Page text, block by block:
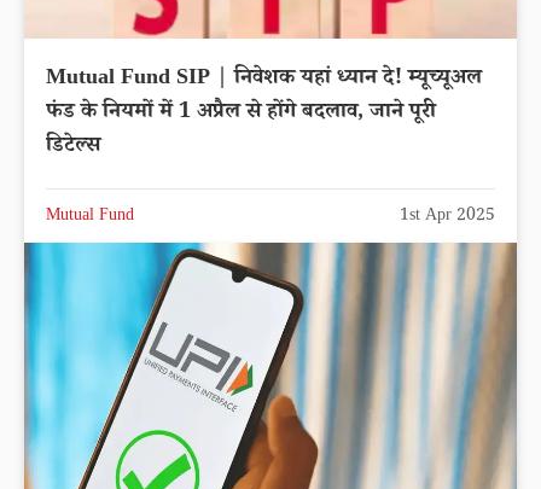
Mutual Fund SIP | ​निवेशक यहां ध्यान दे! म्यूच्यूअल
फंड के नियमों में 1 अप्रैल से होंगे बदलाव, जाने पूरी
डिटेल्स
Mutual Fund 1st Apr 2025